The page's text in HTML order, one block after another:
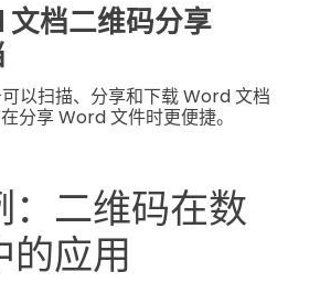
档二维码分享
以扫描、分享和下载 Word 文档
分享 Word 文件时更便捷。
：二维码在数
的应用